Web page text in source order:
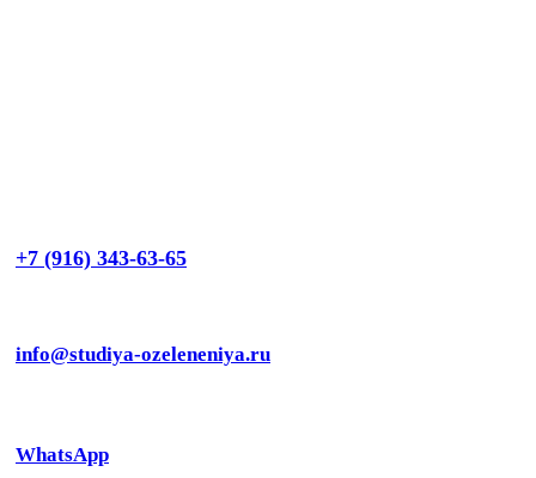
+7 (916) 343-63-65
info@studiya-ozeleneniya.ru
WhatsApp